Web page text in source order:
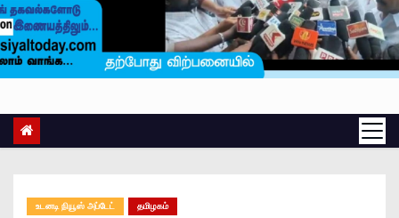
உடனடி நியூஸ் அப்டேட் தமிழகம்